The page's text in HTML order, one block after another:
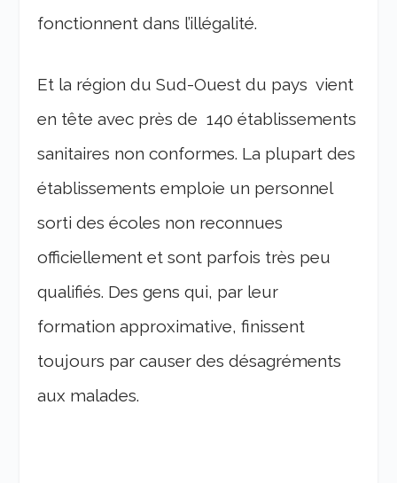
fonctionnent dans l’illégalité.
Et la région du Sud-Ouest du pays vient
en tête avec près de 140 établissements
sanitaires non conformes. La plupart des
établissements emploie un personnel
sorti des écoles non reconnues
officiellement et sont parfois très peu
qualifiés. Des gens qui, par leur
formation approximative, finissent
toujours par causer des désagréments
aux malades.